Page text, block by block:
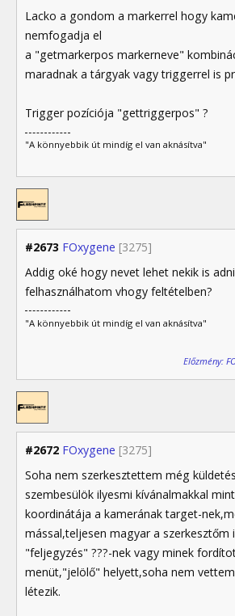
Lacko a gondom a markerrel hogy
nemfogadja el
a "getmarkerpos markerneve"
maradnak a tárgyak vagy triggerrel is
Trigger pozíciója "gettriggerpos" ?
"A könnyebbik út mindíg el van aknásítva"
#2673 FOxygene [3275]
Addig oké hogy nevet lehet nekik is
felhasználhatom vhogy feltételben?
"A könnyebbik út mindíg el van aknásítva"
Előzmény:
#2672 FOxygene [3275]
Soha nem szerkesztettem még
szembesülök ilyesmi kívánalmakkal
koordinátája a kamerának target-
mással,teljesen magyar a szerkesztőm
"feljegyzés" ???-nek vagy minek
menüt,"jelölő" helyett,soha nem
létezik.